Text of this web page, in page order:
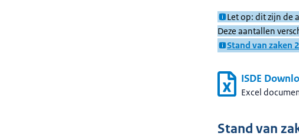
Let op: dit zijn de
Deze aantallen
Stand van zaken
ISDE
Excel
Stand van